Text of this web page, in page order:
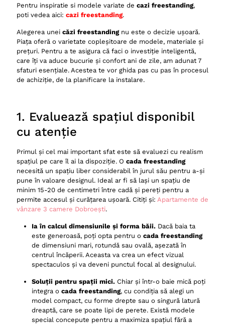
Pentru inspiratie si modele variate de cazi freestanding,
poti vedea aici: cazi freestanding.
Alegerea unei căzi freestandingnu este o decizie ușoară.
Piața oferă o varietate copleșitoare de modele, materiale și
prețuri. Pentru a te asigura că faci o investiție inteligentă,
care îți va aduce bucurie și confort ani de zile, am adunat 7
sfaturi esențiale. Acestea te vor ghida pas cu pas în procesul
de achiziție, de la planificare la instalare.
1. Evaluează spațiul disponibil
cu atenție
Primul și cel mai important sfat este să evaluezi cu realism
spațiul pe care îl ai la dispoziție. O cada freestanding
necesită un spațiu liber considerabil în jurul său pentru a-și
pune în valoare designul. Ideal ar fi să lași un spațiu de
minim 15-20 de centimetri între cadă și pereți pentru a
permite accesul și curățarea ușoară. Citiți și: Apartamente de
vânzare 3 camere Dobroești.
Ia în calcul dimensiunile și forma băii. Dacă baia ta
este generoasă, poți opta pentru o cada freestanding
de dimensiuni mari, rotundă sau ovală, așezată în
centrul încăperii. Aceasta va crea un efect vizual
spectaculos și va deveni punctul focal al designului.
Soluții pentru spații mici. Chiar și într-o baie mică poți
integra o cada freestanding, cu condiția să alegi un
model compact, cu forme drepte sau o singură latură
dreaptă, care se poate lipi de perete. Există modele
special concepute pentru a maximiza spațiul fără a